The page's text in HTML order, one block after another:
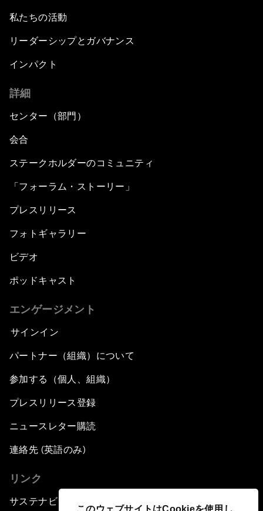
このウェブサイトはCookieを使用し
私たちの活動
リーダーシップとガバナンス
インパクト
詳細
センター（部門）
会合
ステークホルダーのコミュニティ
「フォーラム・ストーリー」
プレスリリース
フォトギャラリー
ビデオ
ポッドキャスト
エンゲージメント
サインイン
パートナー（組織）について
参加する（個人、組織）
プレスリリース登録
ニュースレター購読
連絡先 (英語のみ)
リンク
サステナビリティへの取り組み